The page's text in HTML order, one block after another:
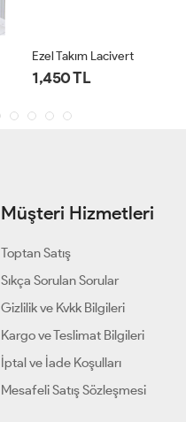
Ezel Takım Lacivert
1,450 TL
Müşteri Hizmetleri
Toptan Satış
Sıkça Sorulan Sorular
Gizlilik ve Kvkk Bilgileri
Kargo ve Teslimat Bilgileri
İptal ve İade Koşulları
Mesafeli Satış Sözleşmesi